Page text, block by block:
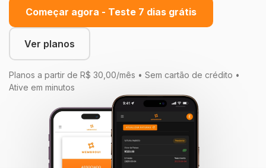
Começar agora - Teste 7 dias grátis
Ver planos
Planos a partir de R$ 30,00/mês • Sem cartão de crédito •
Ative em minutos